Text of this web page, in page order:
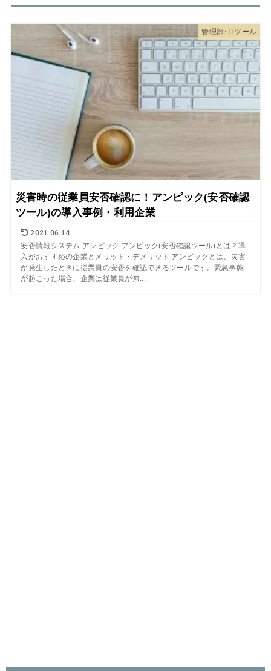
管理部･ITツール
災害時の従業員安否確認に！アンピック(安否確認
ツール)の導入事例・利用企業
2021.06.14
安否情報システム アンピック アンピック(安否確認ツール)とは？導
入がおすすめの企業とメリット・デメリット アンピックとは、災害
が発生したときに従業員の安否を確認できるツールです。緊急事態
が起こった場合、企業は従業員が無...